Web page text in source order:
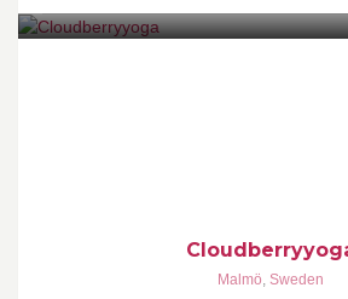
Malmö, Sweden